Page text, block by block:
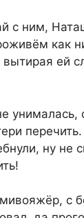
с ним,
как
вытирая ей
унималась,
ну не
с